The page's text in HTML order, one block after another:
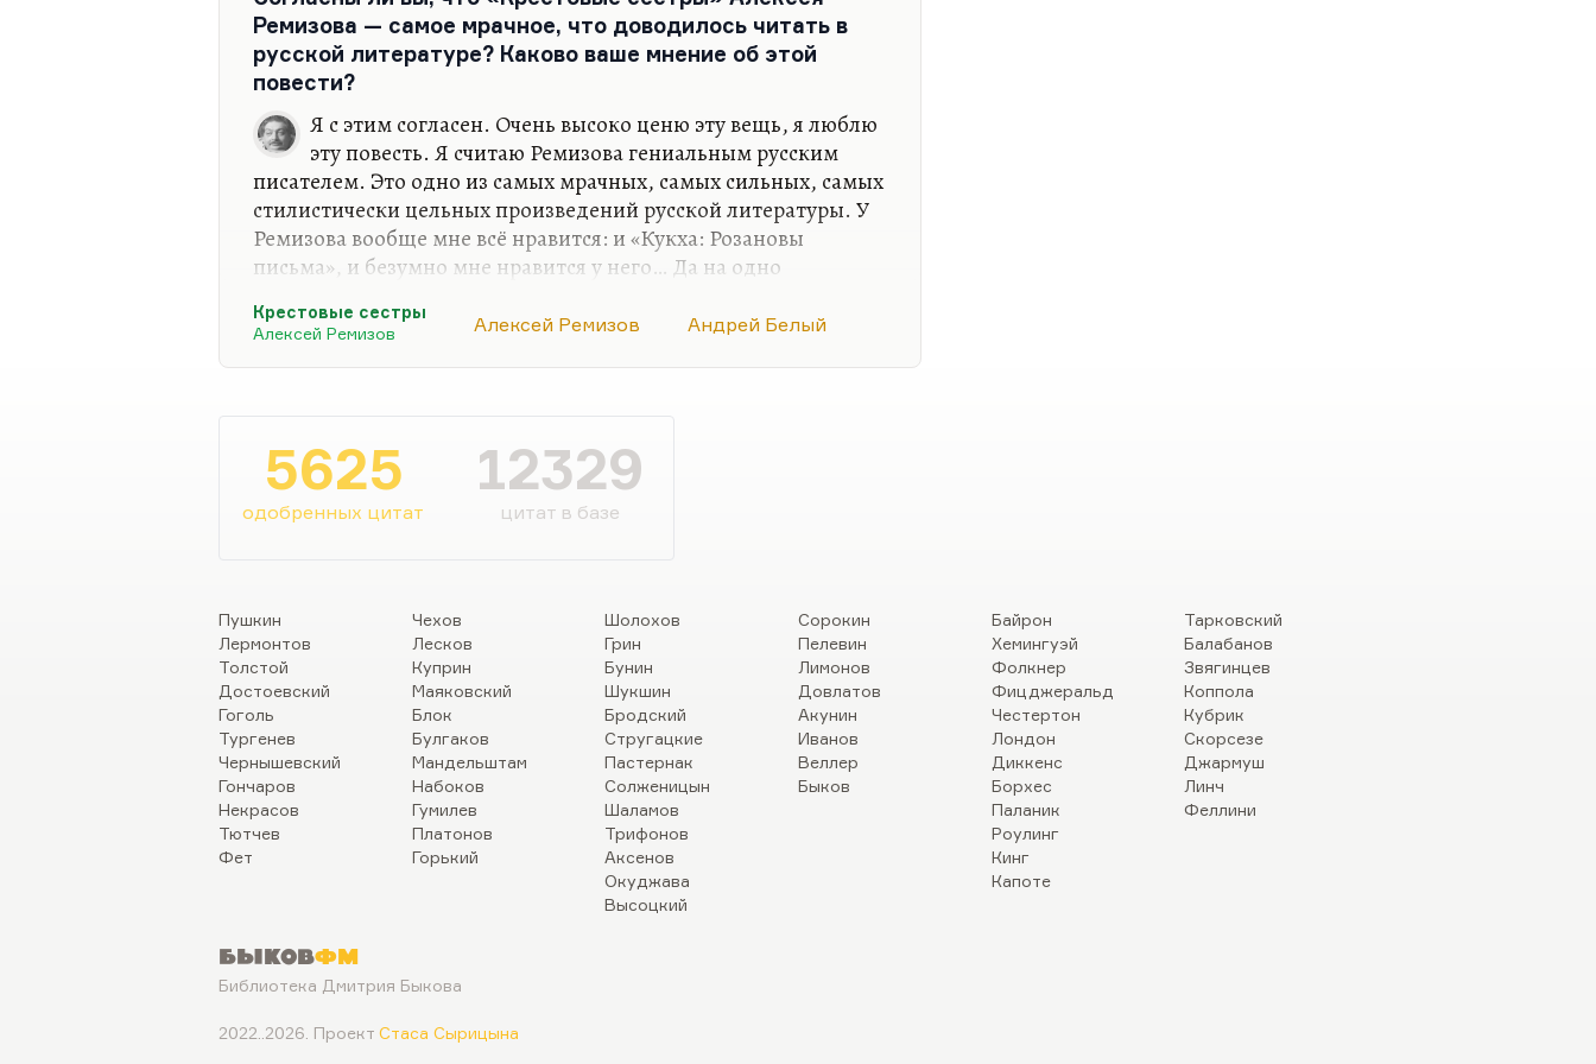
уязвленный, такой бесконечно печальный, такой одинокий,
такой страшно трагический. Вернее, даже не трагический, а
такой монотонно-тоскливый, как дребезжание жестяной
струны, струнки. И он такой маргинал в жизни, он такой
абсолютно одиночка в литературе. Его попытка создания
Обезвелволпал, этой Обезьяньей великой вольной палаты,
раздача орденов,— это такая…
Ремизова — самое мрачное, что доводилось читать в
русской литературе? Каково ваше мнение об этой
повести?
Я с этим согласен. Очень высоко ценю эту вещь, я люблю
эту повесть. Я считаю Ремизова гениальным русским
писателем. Это одно из самых мрачных, самых сильных, самых
стилистически цельных произведений русской литературы. У
Ремизова вообще мне всё нравится: и «Кукха: Розановы
письма», и безумно мне нравится у него… Да на одно
программа (вот эта звёздная влага жизни, звёздная сперма,
«Часы» и вообще его ранняя беллетристика. «Крестовые
он начался. Вот Глотов и Маракулин —…
Крестовые сестры
Алексей Ремизов
Алексей Ремизов Андрей Белый
5625
одобренных цитат
12329
цитат в базе
Пушкин
Лермонтов
Толстой
Достоевский
Гоголь
Тургенев
Чернышевский
Гончаров
Некрасов
Тютчев
Фет
Чехов
Лесков
Куприн
Маяковский
Блок
Булгаков
Мандельштам
Набоков
Гумилев
Платонов
Горький
Шолохов
Грин
Бунин
Шукшин
Бродский
Стругацкие
Пастернак
Солженицын
Шаламов
Трифонов
Аксенов
Окуджава
Высоцкий
Сорокин
Пелевин
Лимонов
Довлатов
Акунин
Иванов
Веллер
Быков
Байрон
Хемингуэй
Фолкнер
Фицджеральд
Честертон
Лондон
Диккенс
Борхес
Паланик
Роулинг
Кинг
Капоте
Тарковский
Балабанов
Звягинцев
Коппола
Кубрик
Скорсезе
Джармуш
Линч
Феллини
БыковФМ
Библиотека Дмитрия Быкова
2022..2026. Проект Стаса Сырицына